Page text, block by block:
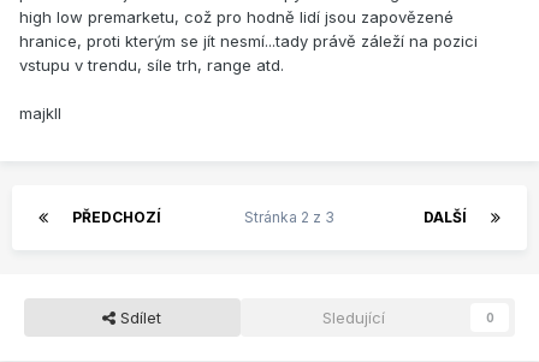
high low premarketu, což pro hodně lidí jsou zapovězené
hranice, proti kterým se jít nesmí...tady právě záleží na pozici
vstupu v trendu, síle trh, range atd.
majkll
PŘEDCHOZÍ DALŠÍ
Stránka 2 z 3
Sdílet Sledující 0